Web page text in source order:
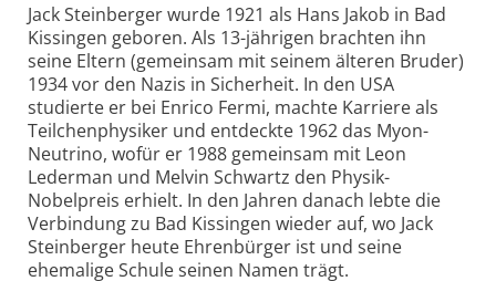
Jack Steinberger wurde 1921 als Hans Jakob in Bad
Kissingen geboren. Als 13-jährigen brachten ihn
seine Eltern (gemeinsam mit seinem älteren Bruder)
1934 vor den Nazis in Sicherheit. In den USA
studierte er bei Enrico Fermi, machte Karriere als
Teilchenphysiker und entdeckte 1962 das Myon-
Neutrino, wofür er 1988 gemeinsam mit Leon
Lederman und Melvin Schwartz den Physik-
Nobelpreis erhielt. In den Jahren danach lebte die
Verbindung zu Bad Kissingen wieder auf, wo Jack
Steinberger heute Ehrenbürger ist und seine
ehemalige Schule seinen Namen trägt.